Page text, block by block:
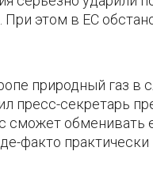
этом в ЕС
природный газ в
пресс-секретарь
сможет обменивать
факто